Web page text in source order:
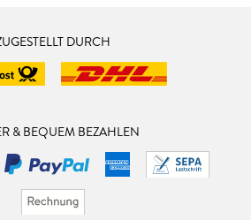
DURCH
& BEQUEM BEZAHLEN